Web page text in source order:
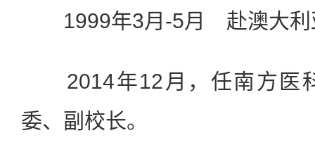
1999年3月-5月 赴澳大利
2014年12月，任南方医
委、副校长。